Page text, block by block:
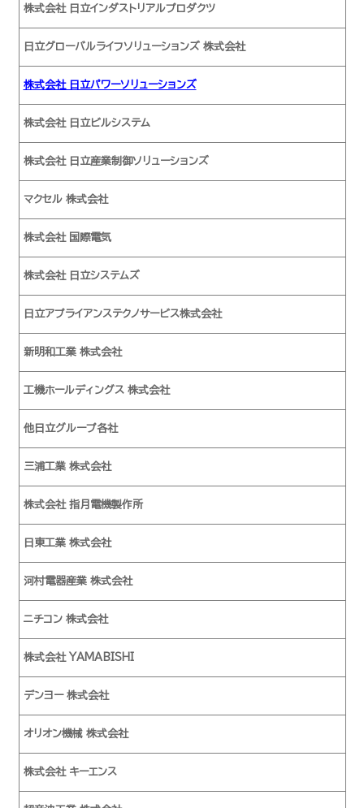
株式会社 日立インダストリアルプロダクツ
日立グローバルライフソリューションズ 株式会社
株式会社 日立パワーソリューションズ
株式会社 日立ビルシステム
株式会社 日立産業制御ソリューションズ
マクセル 株式会社
株式会社 国際電気
株式会社 日立システムズ
日立アプライアンステクノサービス株式会社
新明和工業 株式会社
工機ホールディングス 株式会社
他日立グループ各社
三浦工業 株式会社
株式会社 指月電機製作所
日東工業 株式会社
河村電器産業 株式会社
ニチコン 株式会社
株式会社 YAMABISHI
デンヨー 株式会社
オリオン機械 株式会社
株式会社 キーエンス